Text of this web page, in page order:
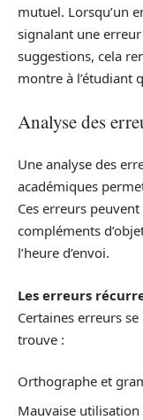
mutuel. Lorsqu’un
signalant une
suggestions, cela
montre à l’étudiant
Analyse des
Une analyse des
académiques
Ces erreurs
compléments
l’heure d’envoi.
Les erreurs
Certaines erreurs
trouve :
Orthographe et
Mauvaise